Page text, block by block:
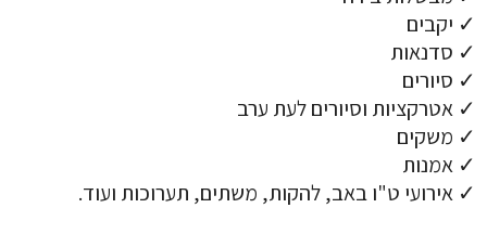
✓ יקבים
✓ סדנאות
✓ סיורים
✓ אטרקציות וסיורים לעת ערב
✓ משקים
✓ אמנות
✓ אירועי ט"ו באב, להקות, משתים, תערוכות ועוד.